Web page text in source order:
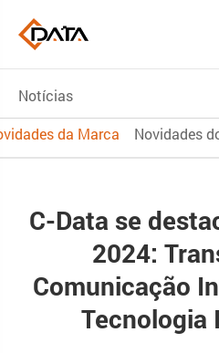
Notícias
da Marca
Novidades
C-Data se
2024:
Comunicação
Tecnologia